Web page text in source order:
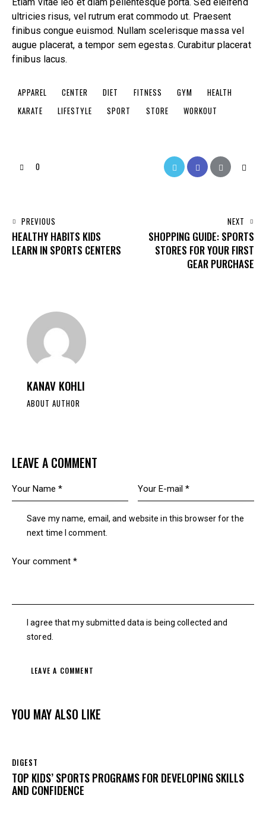
ultricies risus, vel rutrum erat commodo ut. Praesent
finibus congue euismod. Nullam scelerisque massa vel
augue placerat, a tempor sem egestas. Curabitur placerat
finibus lacus.
APPAREL CENTER DIET FITNESS GYM
HEALTH
KARATE
LIFESTYLE SPORT STORE WORKOUT
0
POST
NAVIGATION
PREVIOUS
HEALTHY HABITS KIDS
LEARN IN SPORTS CENTERS
NEXT
SHOPPING GUIDE: SPORTS
STORES FOR YOUR FIRST
GEAR PURCHASE
KANAV KOHLI
ABOUT AUTHOR
LEAVE A COMMENT
Save my name, email, and website in this browser for the
next time I comment.
I agree that my submitted data is being collected and
stored.
YOU MAY ALSO LIKE
DIGEST
TOP KIDS’ SPORTS PROGRAMS FOR DEVELOPING SKILLS
AND CONFIDENCE